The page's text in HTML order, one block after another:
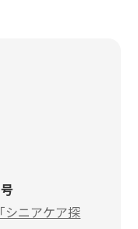
「シニアケア探